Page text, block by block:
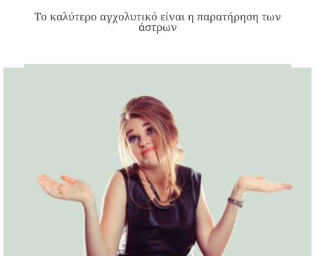
Το καλύτερο αγχολυτικό είναι η παρατήρηση των
άστρων